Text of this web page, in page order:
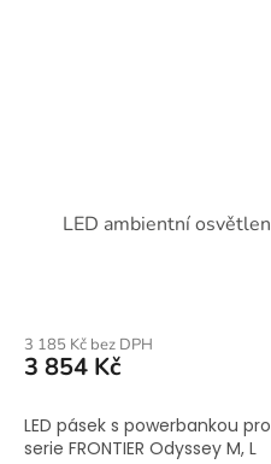
LED ambientní
3 185 Kč bez DPH
3 854 Kč
LED pásek s powerbankou
serie FRONTIER Odyssey M, L